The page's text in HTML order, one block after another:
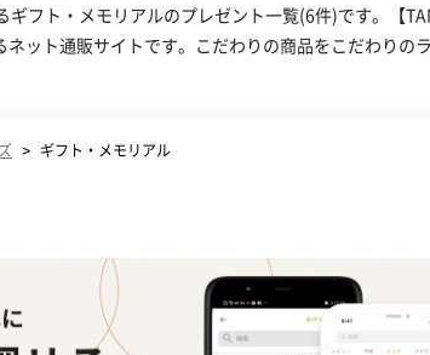
ギフト・メモリアルのプレゼント一覧(6件)です。【
ネット通販サイトです。こだわりの商品をこだわり
> ギフト・メモリアル